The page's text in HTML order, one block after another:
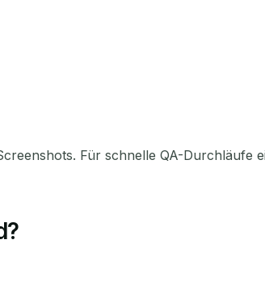
Für schnelle QA-Durchläufe